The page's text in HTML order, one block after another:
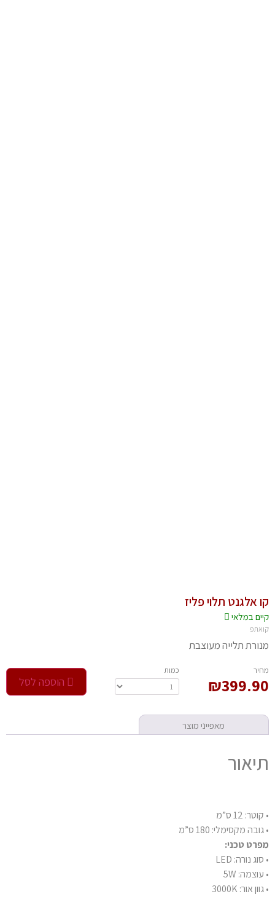
קו אלגנט תלוי פליז
קיים במלאי‬
קואתפ
מנורת תלייה מעוצבת
‫מחיר‬
₪399.90
‫כמות‬
הוספה לסל
מאפייני מוצר
תיאור
• קוטר: 12 ס”מ
• גובה מקסימלי: 180 ס”מ
מפרט טכני:
• סוג נורה: LED
• עוצמה: 5W
• גוון אור: 3000K